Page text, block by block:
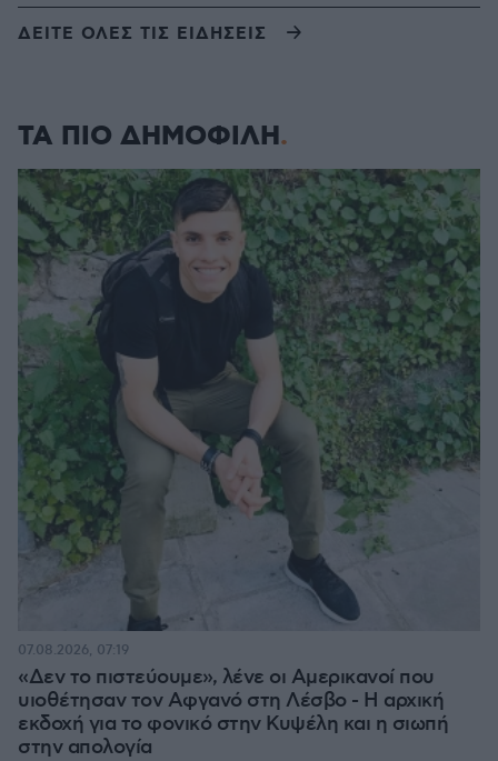
ΔΕΙΤΕ ΟΛΕΣ ΤΙΣ ΕΙΔΗΣΕΙΣ
ΤΑ ΠΙΟ ΔΗΜΟΦΙΛΗ
«Δεν το πιστεύουμε», λένε οι Αμερικανοί που
υιοθέτησαν τον Αφγανό στη Λέσβο - Η αρχική
εκδοχή για το φονικό στην Κυψέλη και η σιωπή
στην απολογία
07.08.2026, 07:19